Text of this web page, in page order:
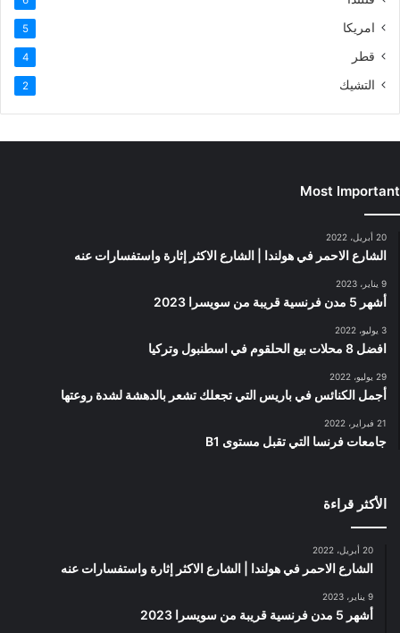
امريكا 5
قطر 4
التشيك 2
Most Important
20 أبريل، 2022
الشارع الاحمر في هولندا | الشارع الاكثر إثارة واستفسارات عنه
9 يناير، 2023
أشهر 5 مدن فرنسية قريبة من سويسرا 2023
3 يوليو، 2022
افضل 8 محلات بيع الحلقوم في اسطنبول وتركيا
29 يوليو، 2022
أجمل الكنائس في باريس التي تجعلك تشعر بالدهشة لشدة روعتها
21 فبراير، 2022
جامعات فرنسا التي تقبل مستوى B1
الأكثر قراءة
20 أبريل، 2022
الشارع الاحمر في هولندا | الشارع الاكثر إثارة واستفسارات عنه
9 يناير، 2023
أشهر 5 مدن فرنسية قريبة من سويسرا 2023